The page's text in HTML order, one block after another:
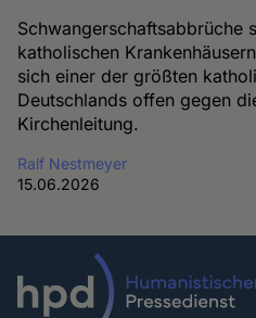
Schwangerschaftsabbrüche
katholischen
sich einer der größten
Deutschlands offen gegen
Kirchenleitung.
Ralf Nestmeyer
15.06.2026